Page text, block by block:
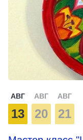
АВГ
13
АВГ
20
АВГ
21